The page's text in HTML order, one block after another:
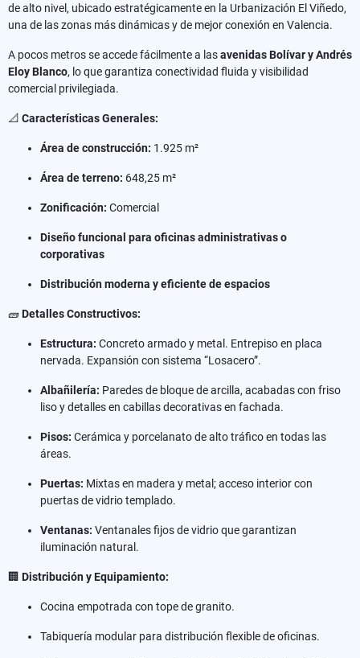
de alto nivel, ubicado estratégicamente en la Urbanización El Viñedo,
una de las zonas más dinámicas y de mejor conexión en Valencia.
A pocos metros se accede fácilmente a lasavenidas Bolívar y Andrés
Eloy Blanco, lo que garantiza conectividad fluida y visibilidad
comercial privilegiada.
📐 Características Generales:
Área de construcción: 1.925 m²
Área de terreno: 648,25 m²
Zonificación: Comercial
Diseño funcional para oficinas administrativas o
corporativas
Distribución moderna y eficiente de espacios
🧱Detalles Constructivos:
Estructura: Concreto armado y metal. Entrepiso en placa
nervada. Expansión con sistema “Losacero”.
Albañilería: Paredes de bloque de arcilla, acabadas con friso
liso y detalles en cabillas decorativas en fachada.
Pisos: Cerámica y porcelanato de alto tráfico en todas las
áreas.
Puertas: Mixtas en madera y metal; acceso interior con
puertas de vidrio templado.
Ventanas: Ventanales fijos de vidrio que garantizan
iluminación natural.
🏢 Distribución y Equipamiento:
Cocina empotrada con tope de granito.
Tabiquería modular para distribución flexible de oficinas.